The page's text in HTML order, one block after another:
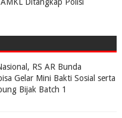
Ditangkap Polisi
RS AR Bunda
Gelar Mini Bakti Sosial serta
Bijak Batch 1